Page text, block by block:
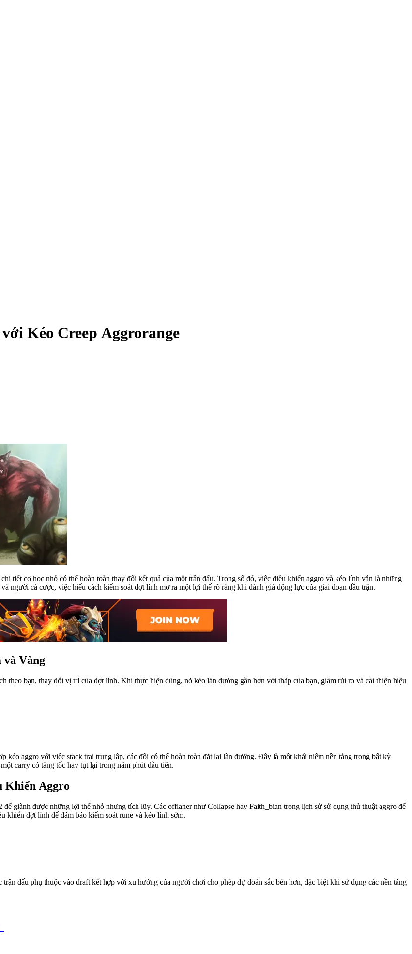
Kéo Creep Aggrorange
tiết cơ học nhỏ có thể hoàn toàn thay đổi kết quả của một trận đấu. Trong số đó, việc điều khiển aggro và kéo lính vẫn là những
người cá cược, việc hiểu cách kiểm soát đợt lính mở ra một lợi thế rõ ràng khi đánh giá động lực của giai đoạn đầu trận.
và Vàng
theo bạn, thay đổi vị trí của đợt lính. Khi thực hiện đúng, nó kéo làn đường gần hơn với tháp của bạn, giảm rủi ro và cải thiện hiệu
kéo aggro với việc stack trại trung lập, các đội có thể hoàn toàn đặt lại làn đường. Đây là một khái niệm nền tảng trong bất kỳ
carry có tăng tốc hay tụt lại trong năm phút đầu tiên.
Khiển Aggro
giành được những lợi thế nhỏ nhưng tích lũy. Các offlaner như Collapse hay Faith_bian trong lịch sử sử dụng thủ thuật aggro để
khiển đợt lính để đảm bảo kiểm soát rune và kéo lính sớm.
đấu phụ thuộc vào draft kết hợp với xu hướng của người chơi cho phép dự đoán sắc bén hơn, đặc biệt khi sử dụng các nền tảng